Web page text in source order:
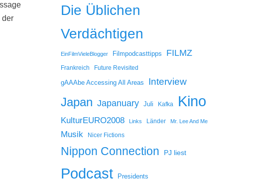
der
Die Üblichen
Verdächtigen
EinFilmVieleBlogger Filmpodcasttipps FILMZ
Frankreich Future Revisited
gAAAbe Accessing All Areas Interview
Japan Japanuary Juli Kafka Kino
KulturEURO2008 Links Länder Mr. Lee And Me
Musik Nicer Fictions
Nippon Connection PJ liest
Podcast Presidents